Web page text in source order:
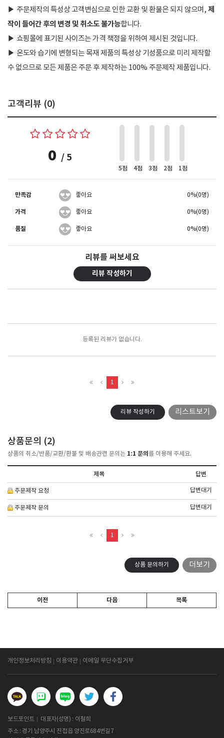
▶ 주문제작의 특성상 고객변심으로 인한 교환 및 환불은 되지 않으며, 제
작이 들어간 후의 변경 및 취소도 불가능합니다.
▶ 쇼핑몰에 표기된 사이즈는 가격 책정을 위하여 제시된 것입니다.
▶ 온도와 습기에 변형되는 목재 제품의 특성상 기성품으로 미리 제작할
수 없으므로 모든 제품은 주문 후 제작하는 100% 주문제작 제품입니다.
고객리뷰 (0)
0 / 5
5점 4점 3점 2점 1점
만족감 좋아요 0%(0명)
가격 좋아요 0%(0명)
품질 좋아요 0%(0명)
리뷰를 써보세요
리뷰 작성하기
등록된 리뷰가 없습니다.
1
리뷰 작성하기 리스트보기
상품문의 (2)
상품의 취소/반품/교환/환불 및 배송관련 문의는 1:1 문의 를 이용해 주세요.
제목 답변
주문제작 요청 답변대기
주문제작 문의 답변대기
1
상품 문의하기 더보기
이전 다음 목록
개인정보처리방침 이용약관 이메일 무단수집거부
보드포인트
대표자(성명) : 이철희
주소 : 경기 남양주시 진접읍 양진로684번길7